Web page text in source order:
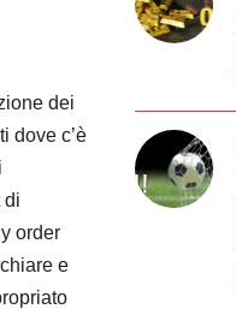
dei
dove c’è
di
order
e